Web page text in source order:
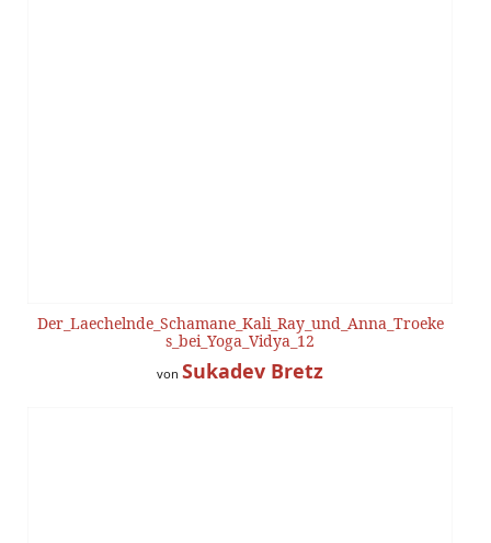
Der_Laechelnde_Schamane_Kali_Ray_und_Anna_Troeke
s_bei_Yoga_Vidya_12
von Sukadev Bretz